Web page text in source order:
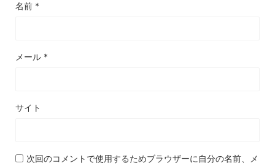
名前 *
メール *
サイト
次回のコメントで使用するためブラウザーに自分の名前、メ